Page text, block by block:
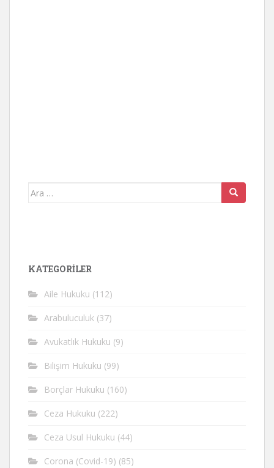
Arama
KATEGORİLER
Aile Hukuku (112)
Arabuluculuk (37)
Avukatlık Hukuku (9)
Bilişim Hukuku (99)
Borçlar Hukuku (160)
Ceza Hukuku (222)
Ceza Usul Hukuku (44)
Corona (Covid-19) (85)